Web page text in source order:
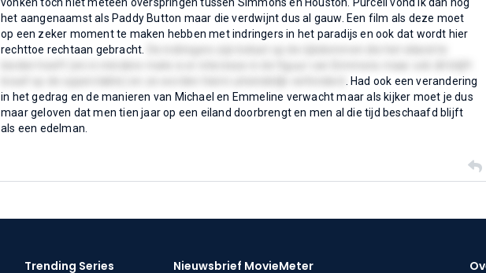
het aangenaamst als Paddy Button maar die verdwijnt dus al gauw. Een film als deze moet
op een zeker moment te maken hebben met indringers in het paradijs en ook dat wordt hier
rechttoe rechtaan gebracht.
. Had ook een verandering
in het gedrag en de manieren van Michael en Emmeline verwacht maar als kijker moet je dus
maar geloven dat men tien jaar op een eiland doorbrengt en men al die tijd beschaafd blijft
als een edelman.
Trending Series Nieuwsbrief MovieMeter